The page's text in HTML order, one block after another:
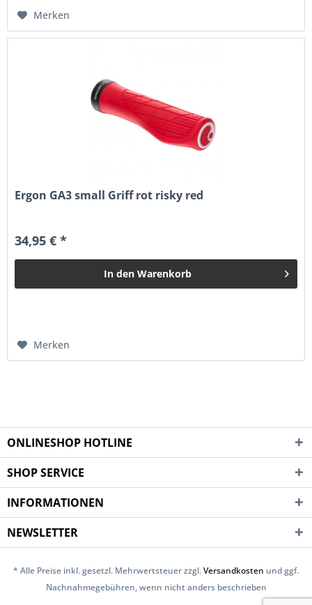
Merken
Ergon GA3 small Griff rot risky red
34,95 € *
In den Warenkorb
Merken
ONLINESHOP HOTLINE
SHOP SERVICE
INFORMATIONEN
NEWSLETTER
* Alle Preise inkl. gesetzl. Mehrwertsteuer zzgl.Versandkosten und ggf.
Nachnahmegebühren, wenn nicht anders beschrieben